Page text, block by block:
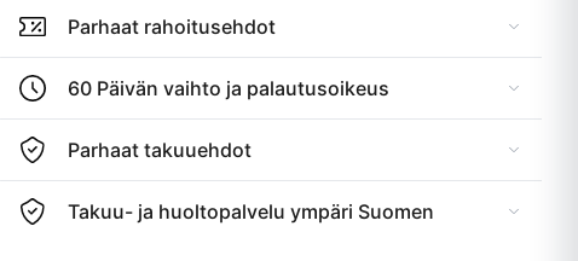
Parhaat rahoitusehdot
60 Päivän vaihto ja palautusoikeus
Parhaat takuuehdot
Takuu- ja huoltopalvelu ympäri Suomen